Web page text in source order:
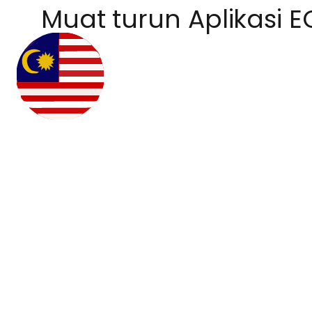
Muat turun Aplikasi